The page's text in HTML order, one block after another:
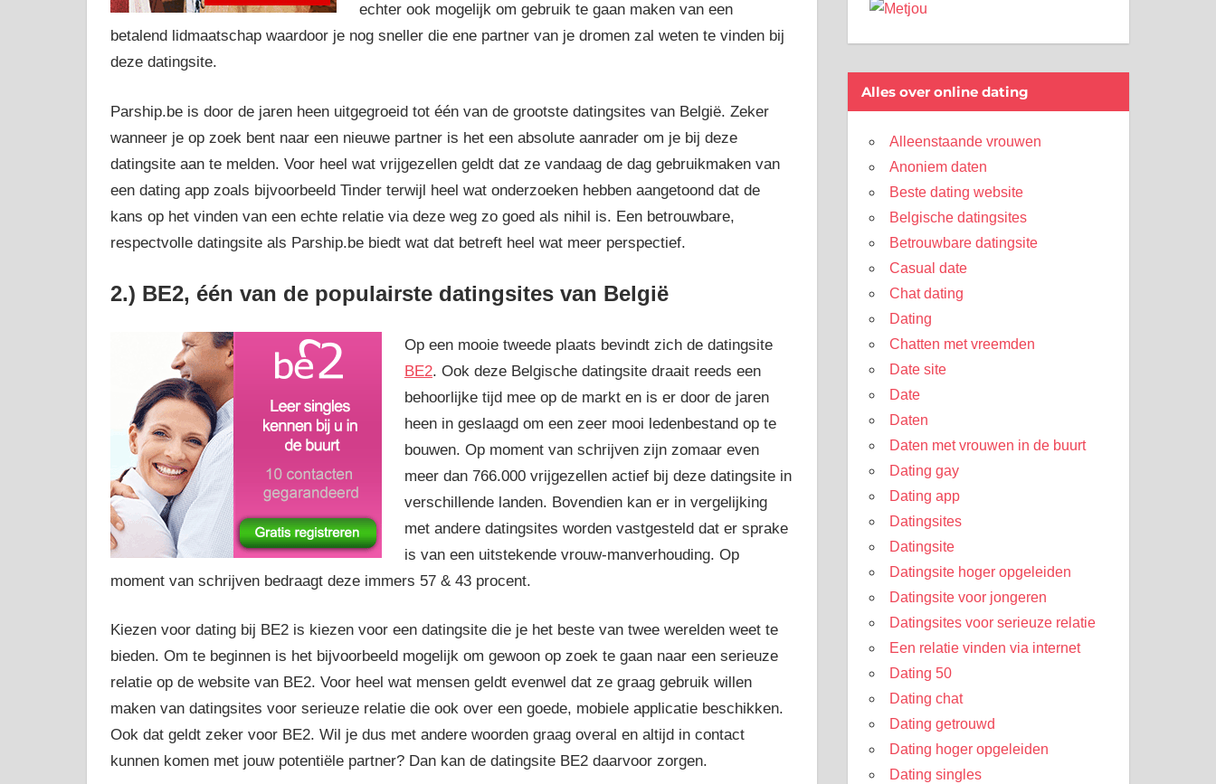
echter ook mogelijk om gebruik te gaan maken van een
betalend lidmaatschap waardoor je nog sneller die ene partner van je dromen zal weten te vinden bij
deze datingsite.
Parship.be is door de jaren heen uitgegroeid tot één van de grootste datingsites van België. Zeker
wanneer je op zoek bent naar een nieuwe partner is het een absolute aanrader om je bij deze
datingsite aan te melden. Voor heel wat vrijgezellen geldt dat ze vandaag de dag gebruikmaken van
een dating app zoals bijvoorbeeld Tinder terwijl heel wat onderzoeken hebben aangetoond dat de
kans op het vinden van een echte relatie via deze weg zo goed als nihil is. Een betrouwbare,
respectvolle datingsite als Parship.be biedt wat dat betreft heel wat meer perspectief.
2.) BE2, één van de populairste datingsites van België
Op een mooie tweede plaats bevindt zich de datingsite
BE2. Ook deze Belgische datingsite draait reeds een
behoorlijke tijd mee op de markt en is er door de jaren
heen in geslaagd om een zeer mooi ledenbestand op te
bouwen. Op moment van schrijven zijn zomaar even
meer dan 766.000 vrijgezellen actief bij deze datingsite in
verschillende landen. Bovendien kan er in vergelijking
met andere datingsites worden vastgesteld dat er sprake
is van een uitstekende vrouw-manverhouding. Op
moment van schrijven bedraagt deze immers 57 & 43 procent.
Kiezen voor dating bij BE2 is kiezen voor een datingsite die je het beste van twee werelden weet te
bieden. Om te beginnen is het bijvoorbeeld mogelijk om gewoon op zoek te gaan naar een serieuze
relatie op de website van BE2. Voor heel wat mensen geldt evenwel dat ze graag gebruik willen
maken van datingsites voor serieuze relatie die ook over een goede, mobiele applicatie beschikken.
Ook dat geldt zeker voor BE2. Wil je dus met andere woorden graag overal en altijd in contact
kunnen komen met jouw potentiële partner? Dan kan de datingsite BE2 daarvoor zorgen.
Alles over online dating
Alleenstaande vrouwen
Anoniem daten
Beste dating website
Belgische datingsites
Betrouwbare datingsite
Casual date
Chat dating
Dating
Chatten met vreemden
Date site
Date
Daten
Daten met vrouwen in de buurt
Dating gay
Dating app
Datingsites
Datingsite
Datingsite hoger opgeleiden
Datingsite voor jongeren
Datingsites voor serieuze relatie
Een relatie vinden via internet
Dating 50
Dating chat
Dating getrouwd
Dating hoger opgeleiden
Dating singles